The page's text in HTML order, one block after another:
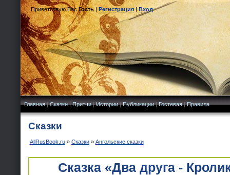
Приветствую Вас Гость|Регистрация|Вход
Главная|Сказки|Притчи|Истории|Публикации|Гостевая|Правила
Сказки
AllRusBook.ru» Сказки» Ангольские сказки
Сказка «Два друга -